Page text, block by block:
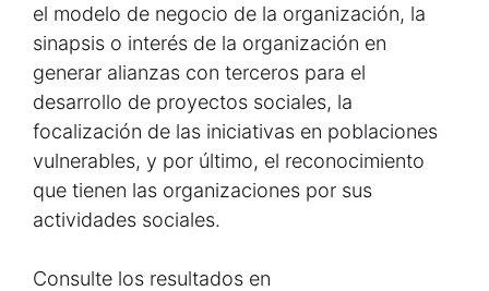
el modelo de negocio de la organización, la
sinapsis o interés de la organización en
generar alianzas con terceros para el
desarrollo de proyectos sociales, la
focalización de las iniciativas en poblaciones
vulnerables, y por último, el reconocimiento
que tienen las organizaciones por sus
actividades sociales.
Consulte los resultados en